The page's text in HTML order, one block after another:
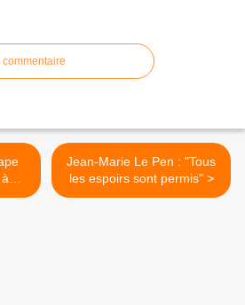
Jean-Marie Le Pen : "Tous
les espoirs sont permis" >